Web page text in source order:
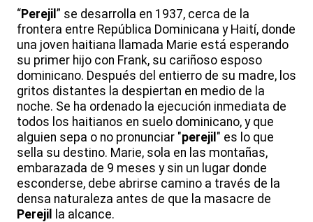
“Perejil ” se desarrolla en 1937, cerca de la
frontera entre República Dominicana y Haití, donde
una joven haitiana llamada Marie está esperando
su primer hijo con Frank, su cariñoso esposo
dominicano. Después del entierro de su madre, los
gritos distantes la despiertan en medio de la
noche. Se ha ordenado la ejecución inmediata de
todos los haitianos en suelo dominicano, y que
alguien sepa o no pronunciar "perejil " es lo que
sella su destino. Marie, sola en las montañas,
embarazada de 9 meses y sin un lugar donde
esconderse, debe abrirse camino a través de la
densa naturaleza antes de que la masacre de
Perejil
la alcance.